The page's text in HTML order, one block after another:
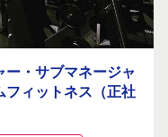
ー・サブマネージャ
フィットネス（正社